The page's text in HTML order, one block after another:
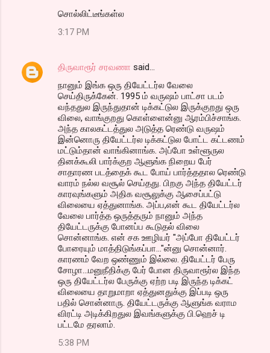
சொல்லிட்டீங்கள்ல
3:17 PM
திருவாரூர் சரவணா said…
நானும் இங்க ஒரு தியேட்டர்ல வேலை
செய்திருக்கேன். 1995 ம் வருஷம் பாட்சா படம்
வந்ததுல இருந்துதான் டிக்கட்டுல இருக்குறது ஒரு
விலை, வாங்குறது கொள்ளைன்னு ஆரம்பிச்சாங்க.
அந்த காலகட்டத்துல அடுத்த ரெண்டு வருஷம்
இன்னொரு தியேட்டர்ல டிக்கட்டுல போட்ட கட்டணம்
மட்டும்தான் வாங்கினாங்க. அப்போ உள்ளூருல
தினக்கூலி பார்க்குற ஆளுங்க நிறைய பேர்
சாதாரண படத்தைக் கூட போய் பார்த்ததால ரெண்டு
வாரம் நல்ல வசூல் செய்தது. பிறகு அந்த தியேட்டர்
காரவுங்களும் அதிக வசூலுக்கு ஆசைப்பட்டு
விலையை ஏத்துனாங்க. அப்ப,என் கூட தியேட்டர்ல
வேலை பார்த்த ஒருத்தரும் நானும் அந்த
தியேட்டருக்கு போனப்ப கூடுதல் விலை
சொன்னாங்க. என் சக ஊழியர் "அப்போ தியேட்டர்
போரையும் மாத்திடுங்கப்பா..."ன்னு சொன்னார்.
காரணம் வேற ஒண்ணும் இல்லை. தியேட்டர் பேரு
சோழா...மனுநீதிக்கு பேர் போன திருவாரூர்ல இந்த
ஒரு தியேட்டர்ல பேருக்கு ஏற்ற படி இருந்த டிக்கட்
விலையை தாறுமாறா ஏத்துனதுக்கு இப்படி ஒரு
பதில் சொன்னாரு. தியேட்டருக்கு ஆளுங்க வராம
விரட்டி அடிக்கிறதுல இவங்களுக்கு பி.ஹெச் டி
பட்டமே தரலாம்.
5:38 PM